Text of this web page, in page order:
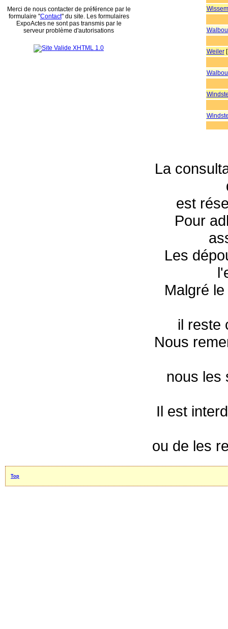
Merci de nous contacter de préférence par le
formulaire "Contact" du site. Les formulaires
ExpoActes ne sont pas transmis par le
serveur problème d'autorisations
Weiler
La
est
Pour
Les
Malgré
il reste
Nous
nous les
Il est
ou de les
Top